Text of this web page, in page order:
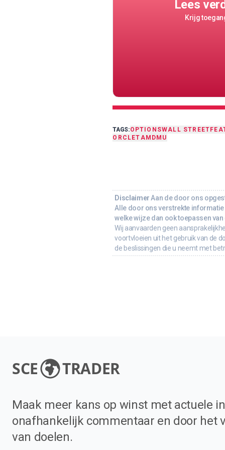
Lees
Krijg
TAGS:OPTIONSWALL STREET
ORCLET AMDMU
Disclaimer Aan de door ons
Alle door ons verstrekte
welke wijze dan ook toepassen
Wij aanvaarden geen
voortvloeien uit het gebruik van de
de beslissingen die u neemt met
SCE TRADER
Maak meer kans op winst met actuele
onafhankelijk commentaar en door het
van doelen.